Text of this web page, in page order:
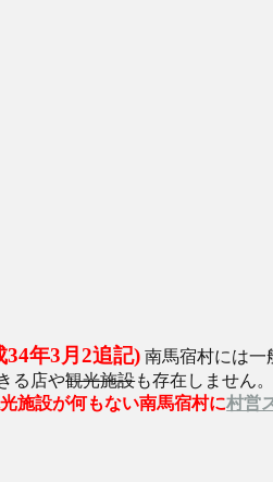
34年3月2追記) 南馬宿村には一
る店や観光施設も存在しません
施設が何もない南馬宿村に村営